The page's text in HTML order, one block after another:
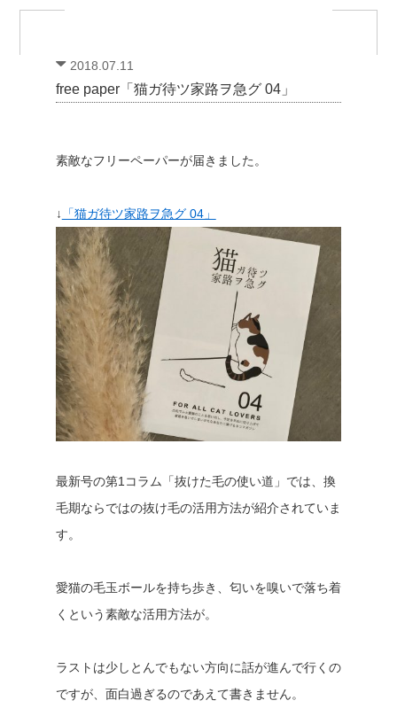
2018.07.11
free paper「猫ガ待ツ家路ヲ急グ 04」
素敵なフリーペーパーが届きました。
↓ 「猫ガ待ツ家路ヲ急グ 04」
最新号の第1コラム「抜けた毛の使い道」では、換
毛期ならではの抜け毛の活用方法が紹介されていま
す。
愛猫の毛玉ボールを持ち歩き、匂いを嗅いで落ち着
くという素敵な活用方法が。
ラストは少しとんでもない方向に話が進んで行くの
ですが、面白過ぎるのであえて書きません。